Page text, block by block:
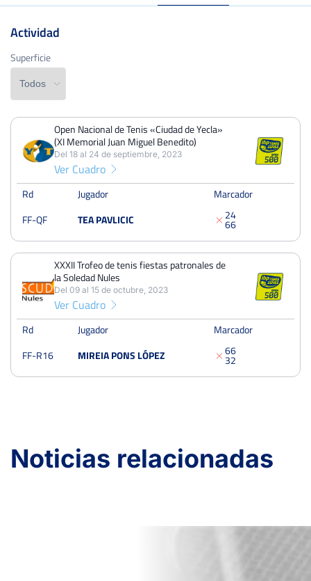
Superficie
PERDIDOSPARTIDOSGANADOS
2 2 0
PERDIDOS SETS
4
PERDIDOS JUEGOS
24 35 11
Open Nacional de Tenis «Ciudad de Yecla» (XI Memorial
Juan Miguel Benedito)
Del 18 al 24 de septiembre, 2023
Actividad
Superficie
Open Nacional de Tenis «Ciudad de Yecla»
(XI Memorial Juan Miguel Benedito)
Del 18 al 24 de septiembre, 2023
Ver Cuadro
Rd Jugador
Marcador
FF-QF
TEA PAVLICIC 2
6
4
6
XXXII Trofeo de tenis fiestas patronales de
la Soledad Nules
Del 09 al 15 de octubre, 2023
Ver Cuadro
Rd Jugador
Marcador
FF-R16
MIREIA PONS LÓPEZ 6
3
6
2
Noticias relacionadas